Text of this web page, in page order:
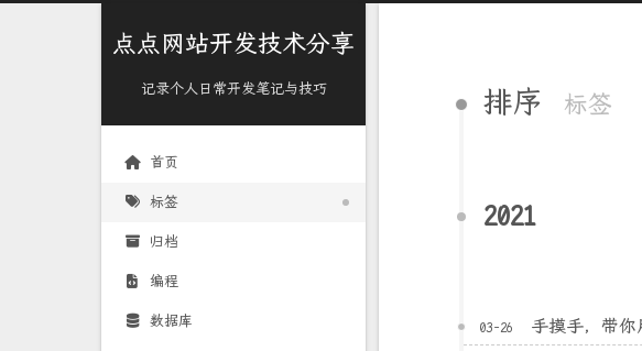
点点网站开发技术分享
记录个人日常开发笔记与技巧
首页
标签
归档
编程
数据库
排序 标签
2021
03-26 手摸手，带你